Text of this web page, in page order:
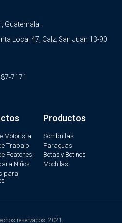
Guatemala.
Local 47, Calz. San Juan 13-90
7171
Motorista
Trabajo
Peatones
Niños
para
Productos
Sombrillas
Paraguas
Botas y Botines
Mochilas
reservados, 2021.